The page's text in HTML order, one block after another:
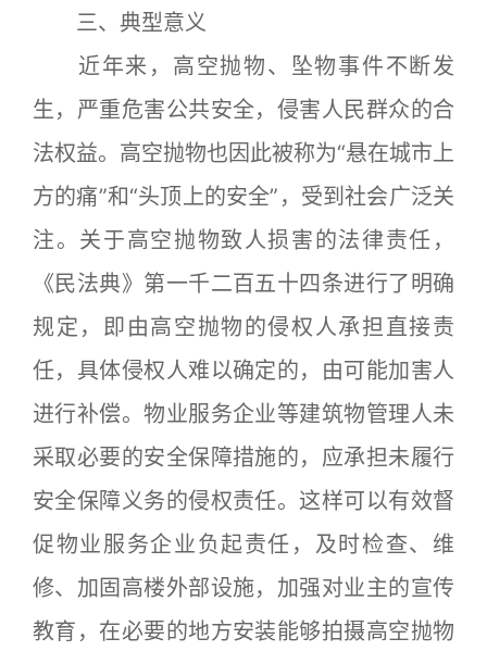
三、典型意义
近年来，高空抛物、坠物事件不断发
生，严重危害公共安全，侵害人民群众的合
法权益。高空抛物也因此被称为“悬在城市上
方的痛”和“头顶上的安全”，受到社会广泛关
注。关于高空抛物致人损害的法律责任，
《民法典》第一千二百五十四条进行了明确
规定，即由高空抛物的侵权人承担直接责
任，具体侵权人难以确定的，由可能加害人
进行补偿。物业服务企业等建筑物管理人未
采取必要的安全保障措施的，应承担未履行
安全保障义务的侵权责任。这样可以有效督
促物业服务企业负起责任，及时检查、维
修、加固高楼外部设施，加强对业主的宣传
教育，在必要的地方安装能够拍摄高空抛物